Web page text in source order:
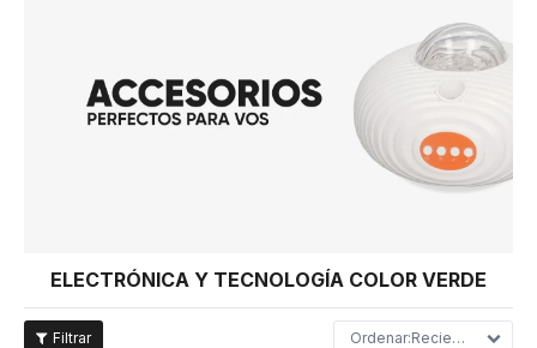
ELECTRÓNICA Y TECNOLOGÍA COLOR VERDE
Recientes